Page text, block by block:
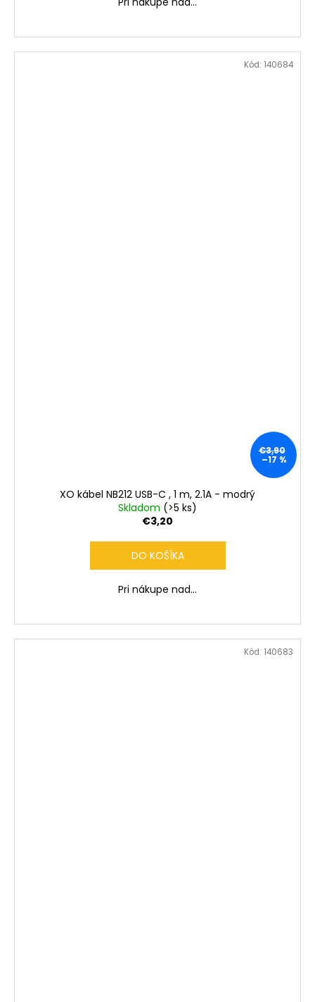
€3,90
–17 %
XO kábel NB212 USB-C , 1 m, 2.1A - modrý
Skladom (>5 ks)
€3,20
DO KOŠÍKA
Pri nákupe nad...
Kód: 140684
Kód: 140683